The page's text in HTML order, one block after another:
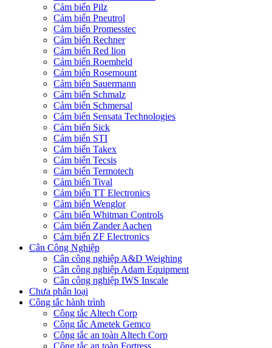
Cảm biến Pilz
Cảm biến Pneutrol
Cảm biến Promesstec
Cảm biến Rechner
Cảm biến Red lion
Cảm biến Roemheld
Cảm biến Rosemount
Cảm biến Sauermann
Cảm biến Schmalz
Cảm biến Schmersal
Cảm biến Sensata Technologies
Cảm biến Sick
Cảm biến STI
Cảm biến Takex
Cảm biến Tecsis
Cảm biến Termotech
Cảm biến Tival
Cảm biến TT Electronics
Cảm biến Wenglor
Cảm biến Whitman Controls
Cảm biến Zander Aachen
Cảm biến ZF Electronics
Cân Công Nghiệp
Cân công nghiệp A&D Weighing
Cân công nghiệp Adam Equipment
Cân công nghiệp IWS Inscale
Chưa phân loại
Công tắc hành trình
Công tắc Altech Corp
Công tắc Ametek Gemco
Công tắc an toàn Altech Corp